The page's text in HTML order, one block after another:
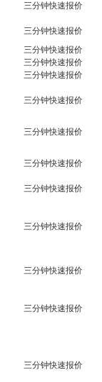
三分钟快速报价
三分钟快速报价
三分钟快速报价
三分钟快速报价
三分钟快速报价
三分钟快速报价
三分钟快速报价
三分钟快速报价
三分钟快速报价
三分钟快速报价
三分钟快速报价
三分钟快速报价
三分钟快速报价